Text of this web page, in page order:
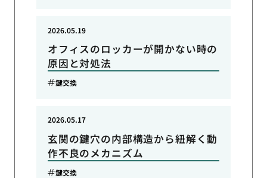
オフィスのロッカーが開かない時の
原因と対処法
2026.05.19
鍵交換
玄関の鍵穴の内部構造から紐解く動
作不良のメカニズム
2026.05.17
鍵交換